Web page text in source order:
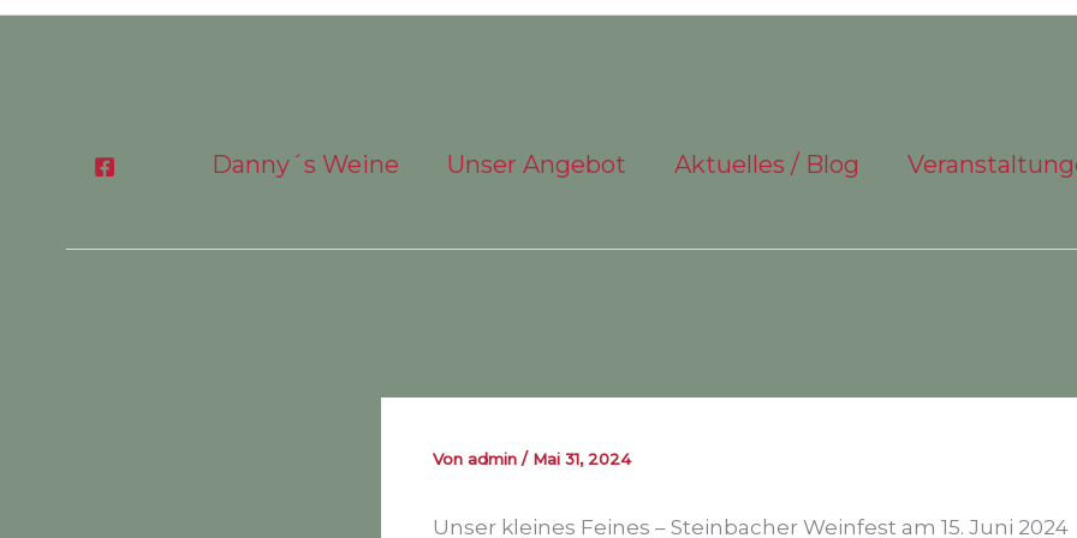
Danny´s Weine Unser Angebot Aktuelles / Blog
Von admin / Mai 31, 2024
Unser kleines Feines – Steinbacher Weinfest am 15. Juni 2024